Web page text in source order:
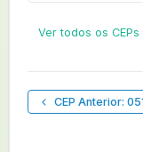
Ver todos os
CEP Anterior: